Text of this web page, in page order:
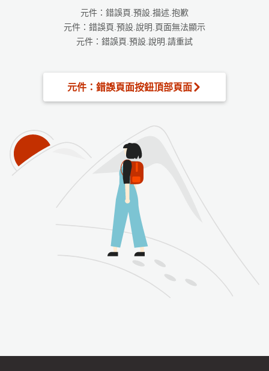
元件：錯誤頁.預設.描述.抱歉
元件：錯誤頁.預設.說明.頁面無法顯示
元件：錯誤頁.預設.說明.請重試
元件：錯誤頁面按鈕頂部頁面